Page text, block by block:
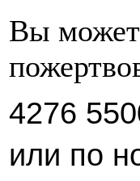
Вы
4276
или по